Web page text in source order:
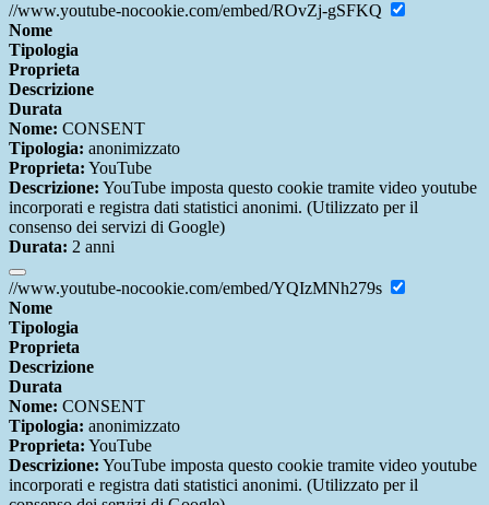
//www.youtube-nocookie.com/embed/ROvZj-gSFKQ
Nome
Tipologia
Proprieta
Descrizione
Durata
Nome: CONSENT
Tipologia: anonimizzato
Proprieta: YouTube
Descrizione: YouTube imposta questo cookie tramite video youtube
incorporati e registra dati statistici anonimi. (Utilizzato per il
consenso dei servizi di Google)
Durata: 2 anni
//www.youtube-nocookie.com/embed/YQIzMNh279s
Nome
Tipologia
Proprieta
Descrizione
Durata
Nome: CONSENT
Tipologia: anonimizzato
Proprieta: YouTube
Descrizione: YouTube imposta questo cookie tramite video youtube
incorporati e registra dati statistici anonimi. (Utilizzato per il